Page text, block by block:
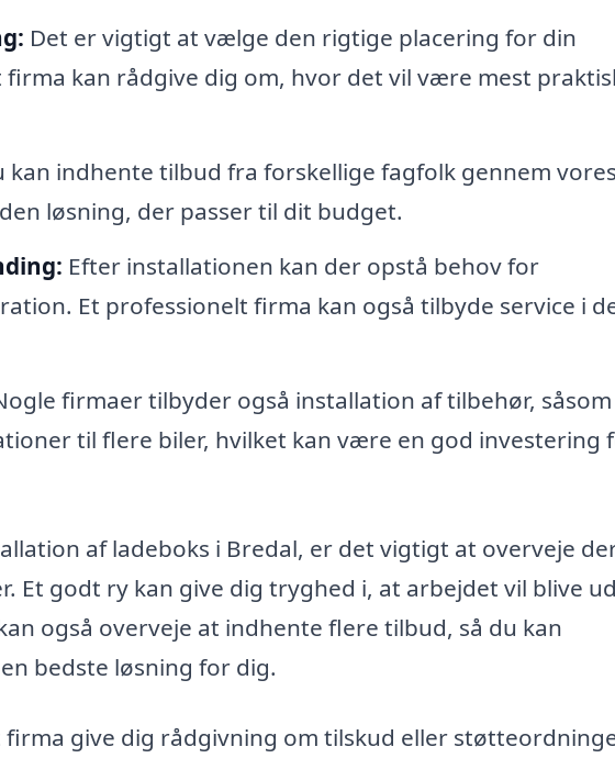
Det er vigtigt at vælge den rigtige placering for din
firma kan rådgive dig om, hvor det vil være mest
kan indhente tilbud fra forskellige fagfolk gennem vores
løsning, der passer til dit budget.
Efter installationen kan der opstå behov for
Et professionelt firma kan også tilbyde service i
firmaer tilbyder også installation af tilbehør, såsom
til flere biler, hvilket kan være en god investering
af ladeboks i Bredal, er det vigtigt at overveje
Et godt ry kan give dig tryghed i, at arbejdet vil blive
også overveje at indhente flere tilbud, så du kan
bedste løsning for dig.
give dig rådgivning om tilskud eller